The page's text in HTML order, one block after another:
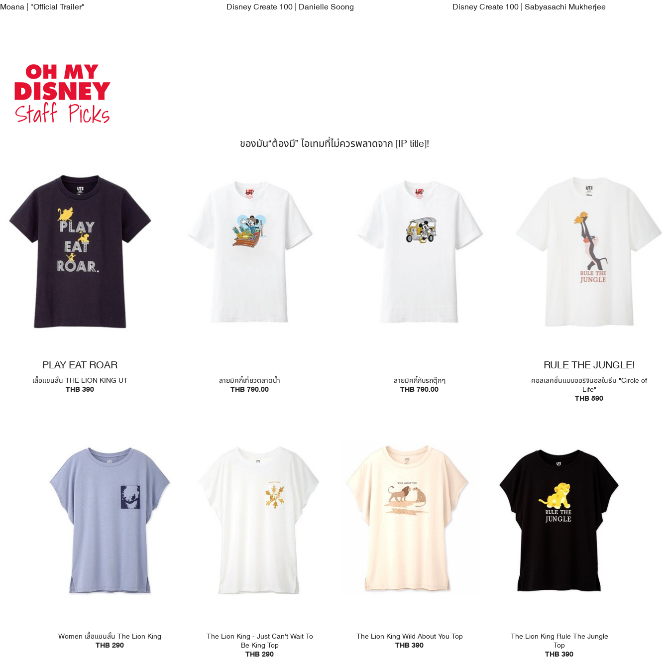
Moana | "Official Trailer" Disney Create 100 | Danielle Soong Disney Create 100 | Sabyasachi Mukherjee
ของมัน“ต้องมี” ไอเทมที่ไม่ควรพลาดจาก [IP title]!
PLAY EAT ROAR
เสื้อแขนสั้น THE LION KING UT
THB 390
ลายมิคกี้เที่ยวตลาดน้ำ
THB 790.00
ลายมิคกี้กับรถตุ๊กๆ
THB 790.00
RULE THE JUNGLE!
คอลเลคชั่นแบบออริจินอลในธีม "Circle of
Life"
THB 590
Women เสื้อแขนสั้น The Lion King
THB 290
The Lion King - Just Can't Wait To
Be King Top
THB 290
The Lion King Wild About You Top
THB 390
The Lion King Rule The Jungle
Top
THB 390